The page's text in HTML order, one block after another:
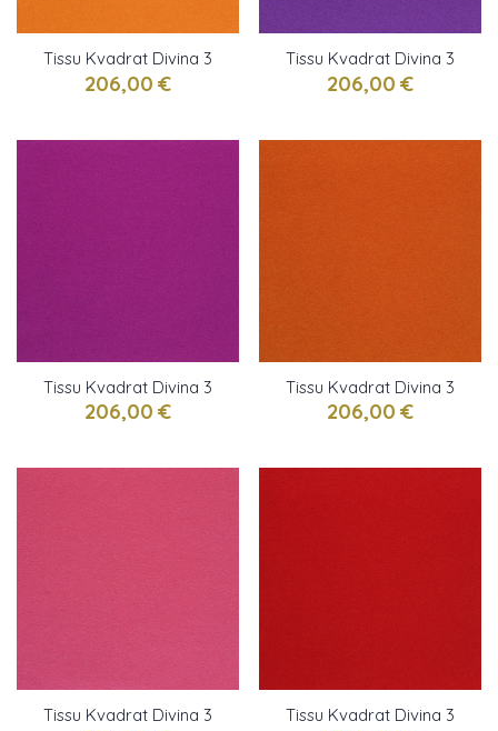
Tissu Kvadrat Divina 3
Tangerine
206,00 €
Tissu Kvadrat Divina 3
Améthyste
206,00 €
Tissu Kvadrat Divina 3
Byzantin
206,00 €
Tissu Kvadrat Divina 3
rouge vermillon
206,00 €
Tissu Kvadrat Divina 3
Tissu Kvadrat Divina 3